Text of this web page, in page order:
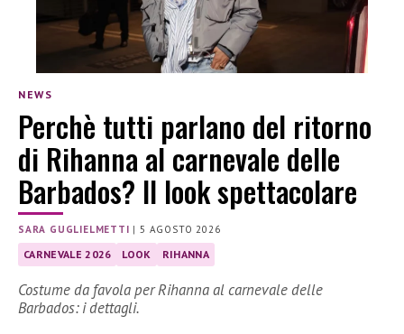
NEWS
Perchè tutti parlano del ritorno
di Rihanna al carnevale delle
Barbados? Il look spettacolare
SARA GUGLIELMETTI | 5 AGOSTO 2026
CARNEVALE 2026 LOOK RIHANNA
Costume da favola per Rihanna al carnevale delle
Barbados: i dettagli.